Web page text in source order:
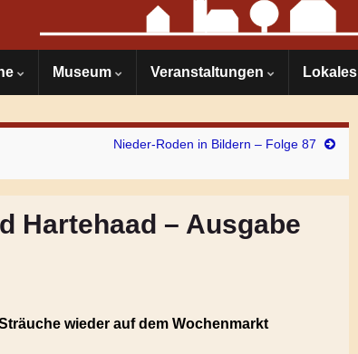
Museum Veranstaltungen Lokales
Nieder-Roden in Bildern – Folge 87
Hartehaad – Ausgabe
wieder auf dem Wochenmarkt